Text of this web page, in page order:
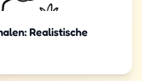
Realistische